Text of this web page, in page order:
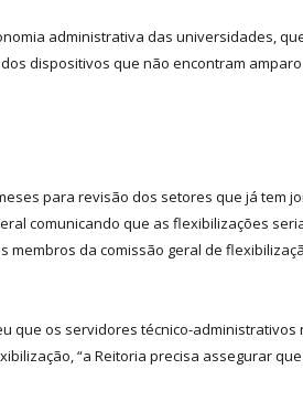
administrativa das universidades,
dos dispositivos que não encontram
para revisão dos setores que já tem
comunicando que as flexibilizações
da comissão geral de
que os servidores técnico-administrativos
“a Reitoria precisa assegurar